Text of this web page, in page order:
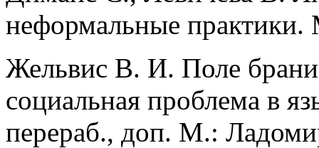
неформальные
Жельвис В. И. Поле
социальная проблема в
перераб., доп. М.: